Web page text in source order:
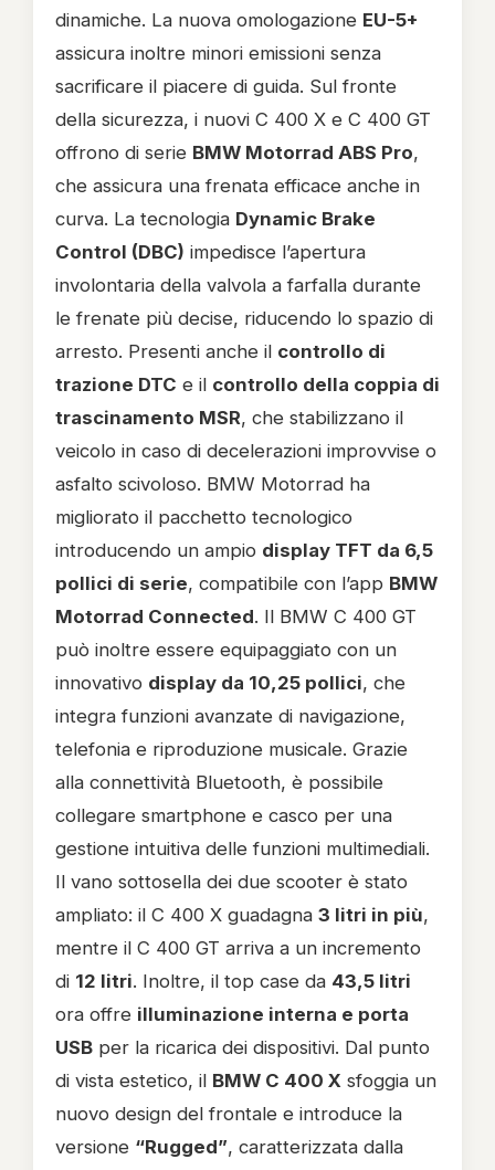
dinamiche. La nuova omologazione EU-5+
assicura inoltre minori emissioni senza
sacrificare il piacere di guida. Sul fronte
della sicurezza, i nuovi C 400 X e C 400 GT
offrono di serie BMW Motorrad ABS Pro,
che assicura una frenata efficace anche in
curva. La tecnologia Dynamic Brake
Control (DBC) impedisce l’apertura
involontaria della valvola a farfalla durante
le frenate più decise, riducendo lo spazio di
arresto. Presenti anche il controllo di
trazione DTC e il controllo della coppia di
trascinamento MSR, che stabilizzano il
veicolo in caso di decelerazioni improvvise o
asfalto scivoloso. BMW Motorrad ha
migliorato il pacchetto tecnologico
introducendo un ampio display TFT da 6,5
pollici di serie, compatibile con l’app BMW
Motorrad Connected. Il BMW C 400 GT
può inoltre essere equipaggiato con un
innovativo display da 10,25 pollici, che
integra funzioni avanzate di navigazione,
telefonia e riproduzione musicale. Grazie
alla connettività Bluetooth, è possibile
collegare smartphone e casco per una
gestione intuitiva delle funzioni multimediali.
Il vano sottosella dei due scooter è stato
ampliato: il C 400 X guadagna 3 litri in più,
mentre il C 400 GT arriva a un incremento
di 12 litri. Inoltre, il top case da 43,5 litri
ora offre illuminazione interna e porta
USB per la ricarica dei dispositivi. Dal punto
di vista estetico, il BMW C 400 X sfoggia un
nuovo design del frontale e introduce la
versione “Rugged”, caratterizzata dalla